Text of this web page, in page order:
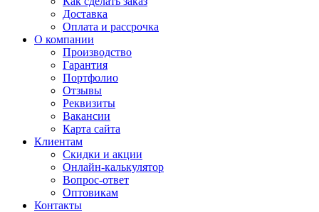
Доставка
Оплата и рассрочка
О компании
Производство
Гарантия
Портфолио
Отзывы
Реквизиты
Вакансии
Карта сайта
Клиентам
Скидки и акции
Онлайн-калькулятор
Вопрос-ответ
Оптовикам
Контакты